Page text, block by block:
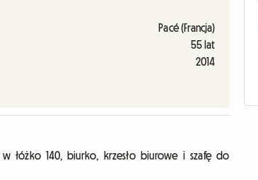
Pacé (Francja)
55 lat
2014
łóżko 140, biurko, krzesło biurowe i szafę do